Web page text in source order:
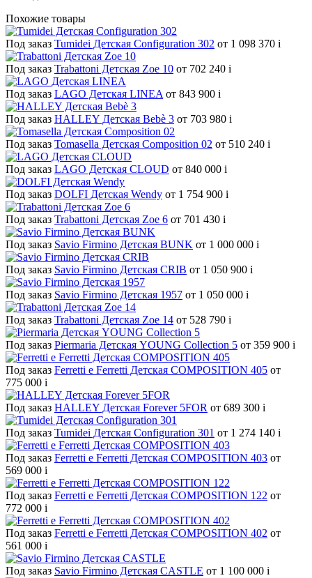
Похожие товары
Под заказ Tumidei Детская Configuration 302 от 1 098 370 i
Под заказ Trabattoni Детская Zoe 10 от 702 240 i
Под заказ LAGO Детская LINEA от 843 900 i
Под заказ HALLEY Детская Bebè 3 от 703 980 i
Под заказ Tomasella Детская Composition 02 от 510 240 i
Под заказ LAGO Детская CLOUD от 840 000 i
Под заказ DOLFI Детская Wendy от 1 754 900 i
Под заказ Trabattoni Детская Zoe 6 от 701 430 i
Под заказ Savio Firmino Детская BUNK от 1 000 000 i
Под заказ Savio Firmino Детская CRIB от 1 050 900 i
Под заказ Savio Firmino Детская 1957 от 1 050 000 i
Под заказ Trabattoni Детская Zoe 14 от 528 790 i
Под заказ Piermaria Детская YOUNG Collection 5 от 359 900 i
Под заказ Ferretti e Ferretti Детская COMPOSITION 405 от
775 000 i
Под заказ HALLEY Детская Forever 5FOR от 689 300 i
Под заказ Tumidei Детская Configuration 301 от 1 274 140 i
Под заказ Ferretti e Ferretti Детская COMPOSITION 403 от
569 000 i
Под заказ Ferretti e Ferretti Детская COMPOSITION 122 от
772 000 i
Под заказ Ferretti e Ferretti Детская COMPOSITION 402 от
561 000 i
Под заказ Savio Firmino Детская CASTLE от 1 100 000 i